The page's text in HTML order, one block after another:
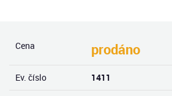
Cena prodáno
Ev. číslo 1411